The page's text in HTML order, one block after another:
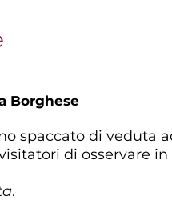
Borghese
spaccato di veduta
di osservare
.